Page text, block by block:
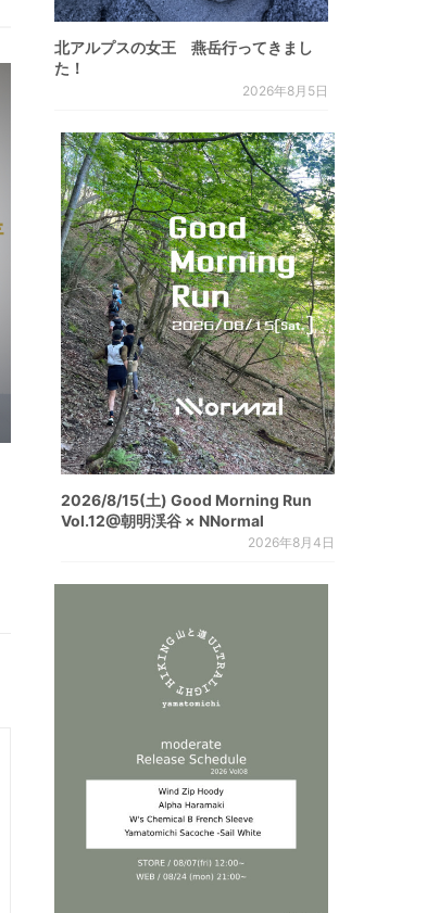
北アルプスの女王 燕岳行ってきまし
た！
2026年8月5日
2026/8/15(土) Good Morning Run
Vol.12@朝明渓谷 × NNormal
2026年8月4日